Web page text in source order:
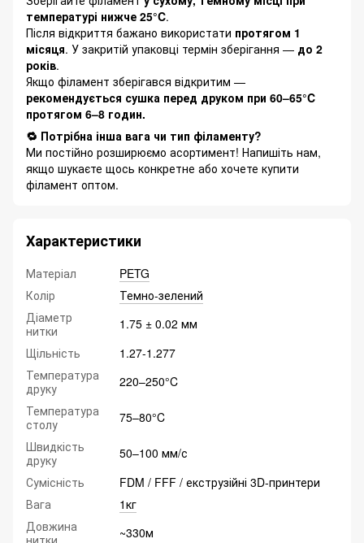
температурі нижче 25°C.
Після відкриття бажано використати протягом 1
місяця. У закритій упаковці термін зберігання — до 2
років.
Якщо філамент зберігався відкритим —
рекомендується сушка перед друком при 60–65°C
протягом 6–8 годин.
🔁 Потрібна інша вага чи тип філаменту?
Ми постійно розширюємо асортимент! Напишіть нам,
якщо шукаєте щось конкретне або хочете купити
філамент оптом.
Характеристики
Матеріал
PETG
Колір
Темно-зелений
Діаметр
нитки
1.75 ± 0.02 мм
Щільність
1.27-1.277
Температура
друку
220–250°C
Температура
столу
75–80°C
Швидкість
друку
50–100 мм/с
Сумісність
FDM / FFF / екструзійні 3D‑принтери
Вага
1кг
Довжина
~330м